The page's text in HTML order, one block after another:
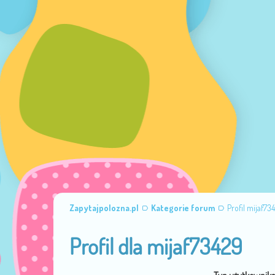
Zapytajpolozna.pl Kategorie forum Profil
Profil dla mijaf73429